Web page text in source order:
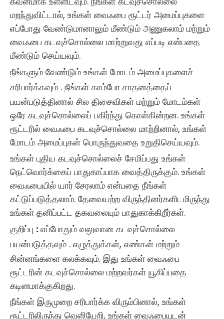
மறந்துவிட்டால், உங்கள் வைஃபை ரூட்டர் அமைப்புகளை
எப்போது வேண்டுமானாலும் மீண்டும் அணுகலாம் மற்றும்
வைஃபை கடவுச்சொல்லை மாற்றுவது எப்படி என்பதை
மீண்டும் செய்யவும்.
நீங்களும் வேண்டும் உங்கள் மோடம் அமைப்புகளைச்
சரிபார்க்கவும் . நீங்கள் காம்போ சாதனத்தைப்
பயன்படுத்தினால் சில திசைவிகள் மற்றும் மோடம்கள்
ஒரே கடவுச்சொல்லைப் பகிர்ந்து கொள்கின்றன. உங்கள்
ரூட்டரில் வைஃபை கடவுச்சொல்லை மாற்றினால், உங்கள்
மோடம் அமைப்புகள் பொருந்துவதை உறுதிசெய்யவும்.
உங்கள் புதிய கடவுச்சொல்லைச் சேமிப்பது உங்கள்
நெட்வொர்க்கைப் பாதுகாப்பாக வைத்திருக்கும். உங்கள்
வைஃபையில் யார் சேரலாம் என்பதை நீங்கள்
கட்டுப்படுத்தலாம். தேவையற்ற விருந்தினர்களிடமிருந்து
உங்கள் தனிப்பட்ட தகவலையும் பாதுகாக்கிறீர்கள்.
குறிப்பு : எப்போதும் வலுவான கடவுச்சொல்லை
பயன்படுத்தவும் . எழுத்துக்கள், எண்கள் மற்றும்
சின்னங்களை கலக்கவும். இது உங்கள் வைஃபை
ரூட்டரின் கடவுச்சொல்லை மற்றவர்கள் யூகிப்பதை
கடினமாக்குகிறது.
நீங்கள் இருமுறை சரிபார்க்க விரும்பினால், உங்கள்
ரூட்டரிலிருந்து வெளியேறி, உங்கள் வைஃபையுடன்